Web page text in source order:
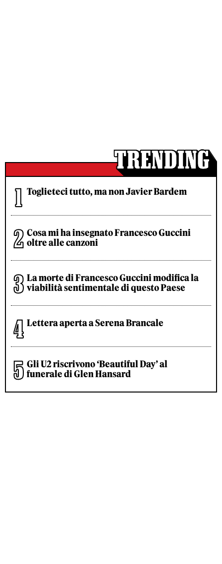
Toglieteci tutto, ma non Javier Bardem
Cosa mi ha insegnato Francesco Guccini
oltre alle canzoni
La morte di Francesco Guccini modifica la
viabilità sentimentale di questo Paese
Lettera aperta a Serena Brancale
Gli U2 riscrivono ‘Beautiful Day’ al
funerale di Glen Hansard